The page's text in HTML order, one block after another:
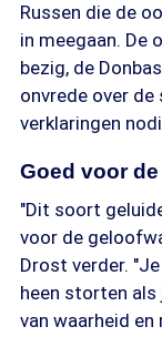
Russen die de
in meegaan. De
bezig, de
onvrede over de
verklaringen
Goed voor
"Dit soort
voor de
Drost verder.
heen storten als
van waarheid